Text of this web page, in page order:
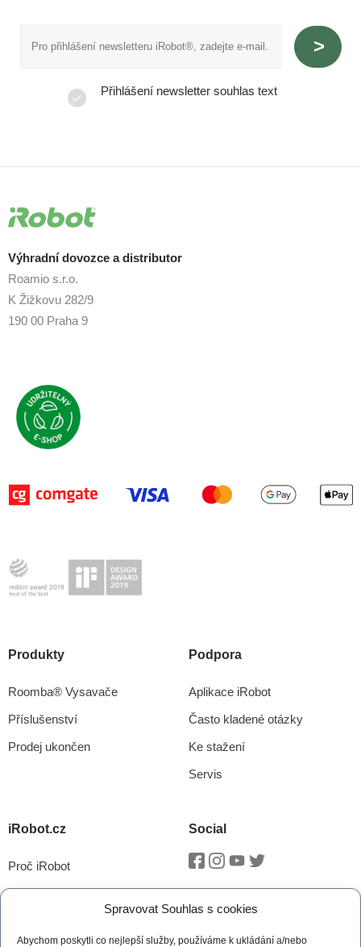
Spravovat Souhlas s cookies
Abychom poskytli co nejlepší služby, používáme k ukládání a/nebo
Přihlášení newsletter souhlas text
Výhradní dovozce a distributor
Roamio s.r.o.
K Žižkovu 282/9
190 00 Praha 9
Produkty
Roomba® Vysavače
Příslušenství
Prodej ukončen
Podpora
Aplikace iRobot
Často kladené otázky
Ke stažení
Servis
iRobot.cz
Proč iRobot
iRobot OS
Social
Facebook
Instagram
Youtube